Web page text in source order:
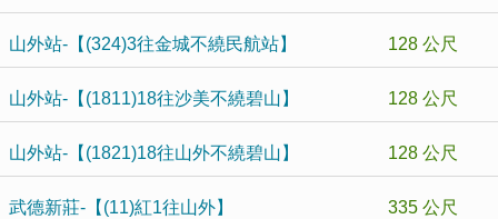
山外站-【(324)3往金城不繞民航站】 128 公尺
山外站-【(1811)18往沙美不繞碧山】 128 公尺
山外站-【(1821)18往山外不繞碧山】 128 公尺
武德新莊-【(11)紅1往山外】 335 公尺